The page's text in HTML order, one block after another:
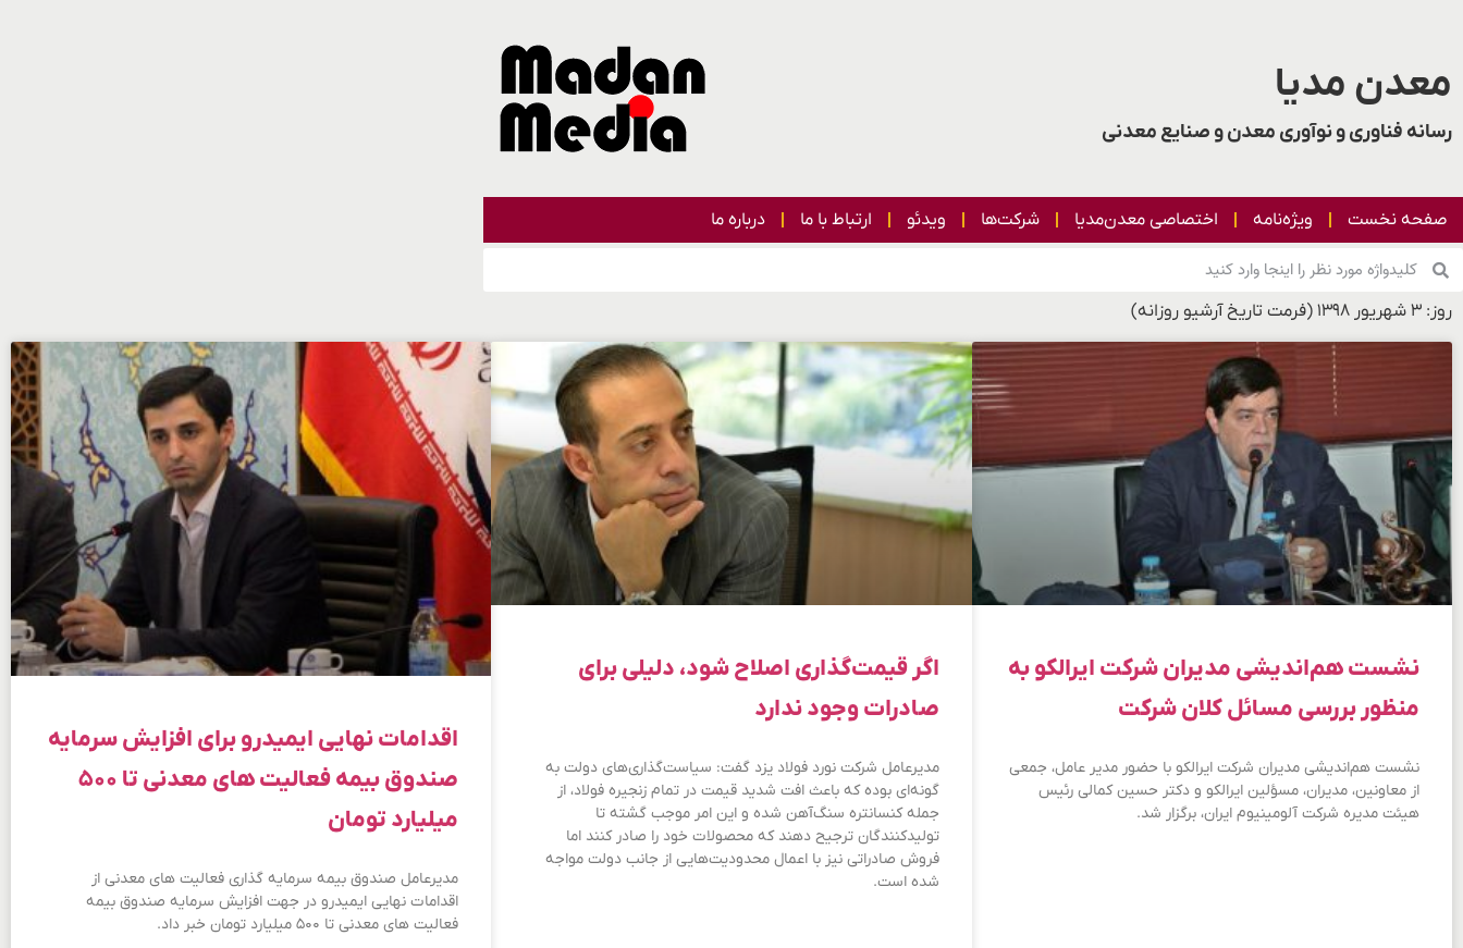
معدن مدیا
رسانه فناوری و نوآوری معدن و صنایع معدنی
صفحه نخست ویژه‌نامه اختصاصی معدن‌مدیا شرکت‌ها ویدئو ارتباط با ما درباره ما
روز: ۳ شهریور ۱۳۹۸ (فرمت تاریخ آرشیو روزانه)
نشست هم‌اندیشی مدیران شرکت ایرالکو به
منظور بررسی مسائل کلان شرکت
نشست هم‌اندیشی مدیران شرکت ایرالکو با حضور مدیر عامل، جمعی
از معاونین، مدیران، مسؤلین ایرالکو و دکتر حسین کمالی رئیس
هیئت مدیره شرکت آلومینیوم ایران، برگزار شد.
اگر قیمت‌گذاری اصلاح شود، دلیلی برای
صادرات وجود ندارد
مدیرعامل شرکت نورد فولاد یزد گفت: سیاست‌گذاری‌های دولت به
گونه‌ای بوده که باعث افت شدید قیمت در تمام زنجیره فولاد، از
جمله کنسانتره سنگ‌آهن شده و این امر موجب گشته تا
تولیدکنندگان ترجیح دهند که محصولات خود را صادر کنند اما
فروش صادراتی نیز با اعمال محدودیت‌هایی از جانب دولت مواجه
شده است.
اقدامات نهایی ایمیدرو برای افزایش سرمایه
صندوق بیمه فعالیت های معدنی تا ۵۰۰
میلیارد تومان
مدیرعامل صندوق بیمه سرمایه گذاری فعالیت های معدنی از
اقدامات نهایی ایمیدرو در جهت افزایش سرمایه صندوق بیمه
فعالیت های معدنی تا ۵۰۰ میلیارد تومان خبر داد.